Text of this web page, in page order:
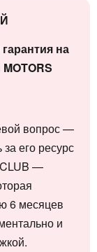
на
вопрос —
за его ресурс
CLUB —
6 месяцев
и